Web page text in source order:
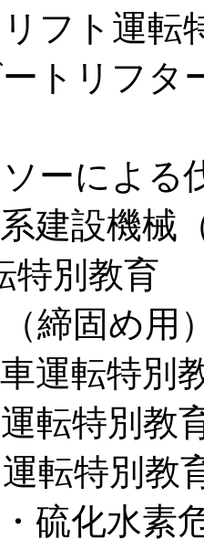
フト運転
トリフタ
ーによる
建設機械
特別教育
締固め用
運転特別
転特別教
転特別教
硫化水素